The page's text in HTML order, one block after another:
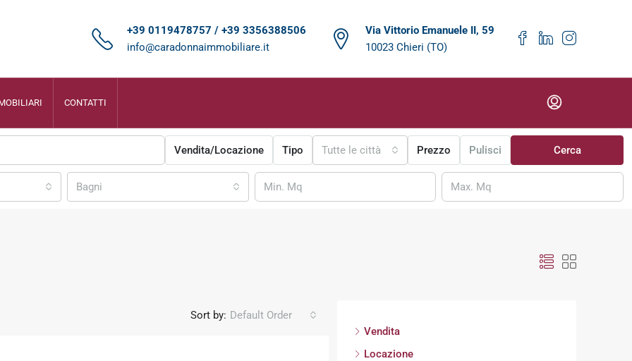
+39 0119478757 / +39 3356388506
info@caradonnaimmobiliare.it
Via Vittorio Emanuele II, 59
10023 Chieri (TO)
CONTATTI
Vendita/Locazione Tipo Tutte le città Prezzo Pulisci Cerca
Bagni
Sort by: Default Order
Vendita
Locazione